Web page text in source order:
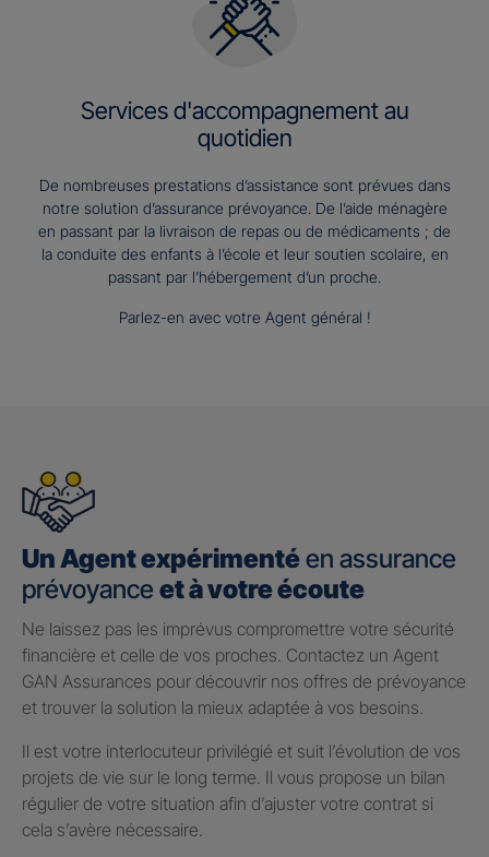
Services d'accompagnement au
quotidien
De nombreuses prestations d’assistance sont prévues dans
notre solution d’assurance prévoyance. De l’aide ménagère
en passant par la livraison de repas ou de médicaments ; de
la conduite des enfants à l’école et leur soutien scolaire, en
passant par l’hébergement d’un proche.
Parlez-en avec votre Agent général !
Un Agent expérimentéen assurance
prévoyance et à votre écoute
Ne laissez pas les imprévus compromettre votre sécurité
financière et celle de vos proches. Contactez un Agent
GAN Assurances pour découvrir nos offres de prévoyance
et trouver la solution la mieux adaptée à vos besoins.
Il est votre interlocuteur privilégié et suit l’évolution de vos
projets de vie sur le long terme. Il vous propose un bilan
régulier de votre situation afin d’ajuster votre contrat si
cela s’avère nécessaire.